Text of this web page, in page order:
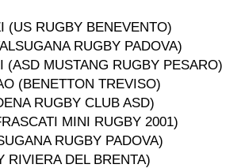
(US RUGBY BENEVENTO)
RUGBY PADOVA)
(ASD MUSTANG RUGBY PESARO)
(BENETTON TREVISO)
RUGBY CLUB ASD)
MINI RUGBY 2001)
RUGBY PADOVA)
RIVIERA DEL BRENTA)